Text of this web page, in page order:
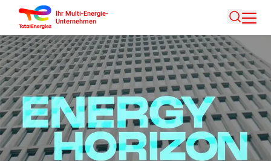
zum
Inhalt
Ihr Multi-Energie-
Unternehmen
Suche